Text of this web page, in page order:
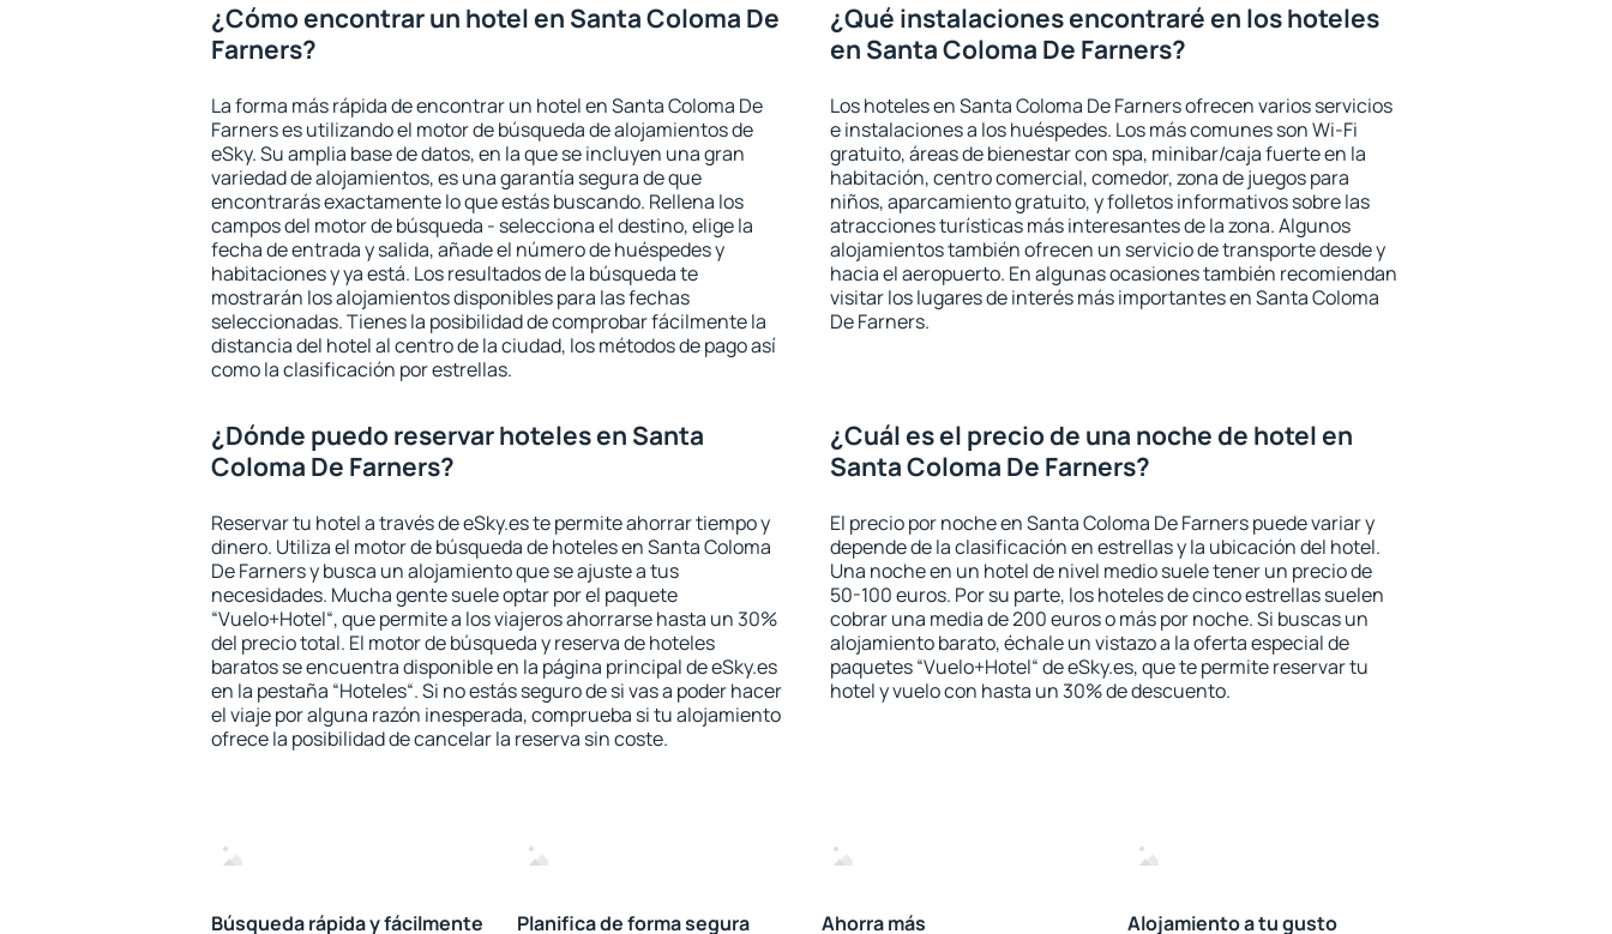
¿Cómo encontrar un hotel en Santa Coloma De
Farners?
La forma más rápida de encontrar un hotel en Santa Coloma De
Farners es utilizando el motor de búsqueda de alojamientos de
eSky. Su amplia base de datos, en la que se incluyen una gran
variedad de alojamientos, es una garantía segura de que
encontrarás exactamente lo que estás buscando. Rellena los
campos del motor de búsqueda - selecciona el destino, elige la
fecha de entrada y salida, añade el número de huéspedes y
habitaciones y ya está. Los resultados de la búsqueda te
mostrarán los alojamientos disponibles para las fechas
seleccionadas. Tienes la posibilidad de comprobar fácilmente la
distancia del hotel al centro de la ciudad, los métodos de pago así
como la clasificación por estrellas.
¿Qué instalaciones encontraré en los hoteles
en Santa Coloma De Farners?
Los hoteles en Santa Coloma De Farners ofrecen varios servicios
e instalaciones a los huéspedes. Los más comunes son Wi-Fi
gratuito, áreas de bienestar con spa, minibar/caja fuerte en la
habitación, centro comercial, comedor, zona de juegos para
niños, aparcamiento gratuito, y folletos informativos sobre las
atracciones turísticas más interesantes de la zona. Algunos
alojamientos también ofrecen un servicio de transporte desde y
hacia el aeropuerto. En algunas ocasiones también recomiendan
visitar los lugares de interés más importantes en Santa Coloma
De Farners.
¿Dónde puedo reservar hoteles en Santa
Coloma De Farners?
Reservar tu hotel a través de eSky.es te permite ahorrar tiempo y
dinero. Utiliza el motor de búsqueda de hoteles en Santa Coloma
De Farners y busca un alojamiento que se ajuste a tus
necesidades. Mucha gente suele optar por el paquete
“Vuelo+Hotel“, que permite a los viajeros ahorrarse hasta un 30%
del precio total. El motor de búsqueda y reserva de hoteles
baratos se encuentra disponible en la página principal de eSky.es
en la pestaña “Hoteles“. Si no estás seguro de si vas a poder hacer
el viaje por alguna razón inesperada, comprueba si tu alojamiento
ofrece la posibilidad de cancelar la reserva sin coste.
¿Cuál es el precio de una noche de hotel en
Santa Coloma De Farners?
El precio por noche en Santa Coloma De Farners puede variar y
depende de la clasificación en estrellas y la ubicación del hotel.
Una noche en un hotel de nivel medio suele tener un precio de
50-100 euros. Por su parte, los hoteles de cinco estrellas suelen
cobrar una media de 200 euros o más por noche. Si buscas un
alojamiento barato, échale un vistazo a la oferta especial de
paquetes “Vuelo+Hotel“ de eSky.es, que te permite reservar tu
hotel y vuelo con hasta un 30% de descuento.
Búsqueda rápida y fácilmente Planifica de forma segura Ahorra más Alojamiento a tu gusto